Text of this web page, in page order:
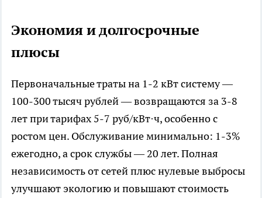
Экономия и долгосрочные
плюсы
Первоначальные траты на 1-2 кВт систему —
100-300 тысяч рублей — возвращаются за 3-8
лет при тарифах 5-7 руб/кВт·ч, особенно с
ростом цен. Обслуживание минимально: 1-3%
ежегодно, а срок службы — 20 лет. Полная
независимость от сетей плюс нулевые выбросы
улучшают экологию и повышают стоимость